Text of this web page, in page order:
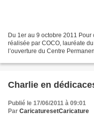
Du 1er au 9 octobre 2011 Pour
réalisée par COCO, lauréate
l’ouverture du Centre
Charlie en
Publié le 17/06/2011 à 09:01
Par CaricaturesetCaricature